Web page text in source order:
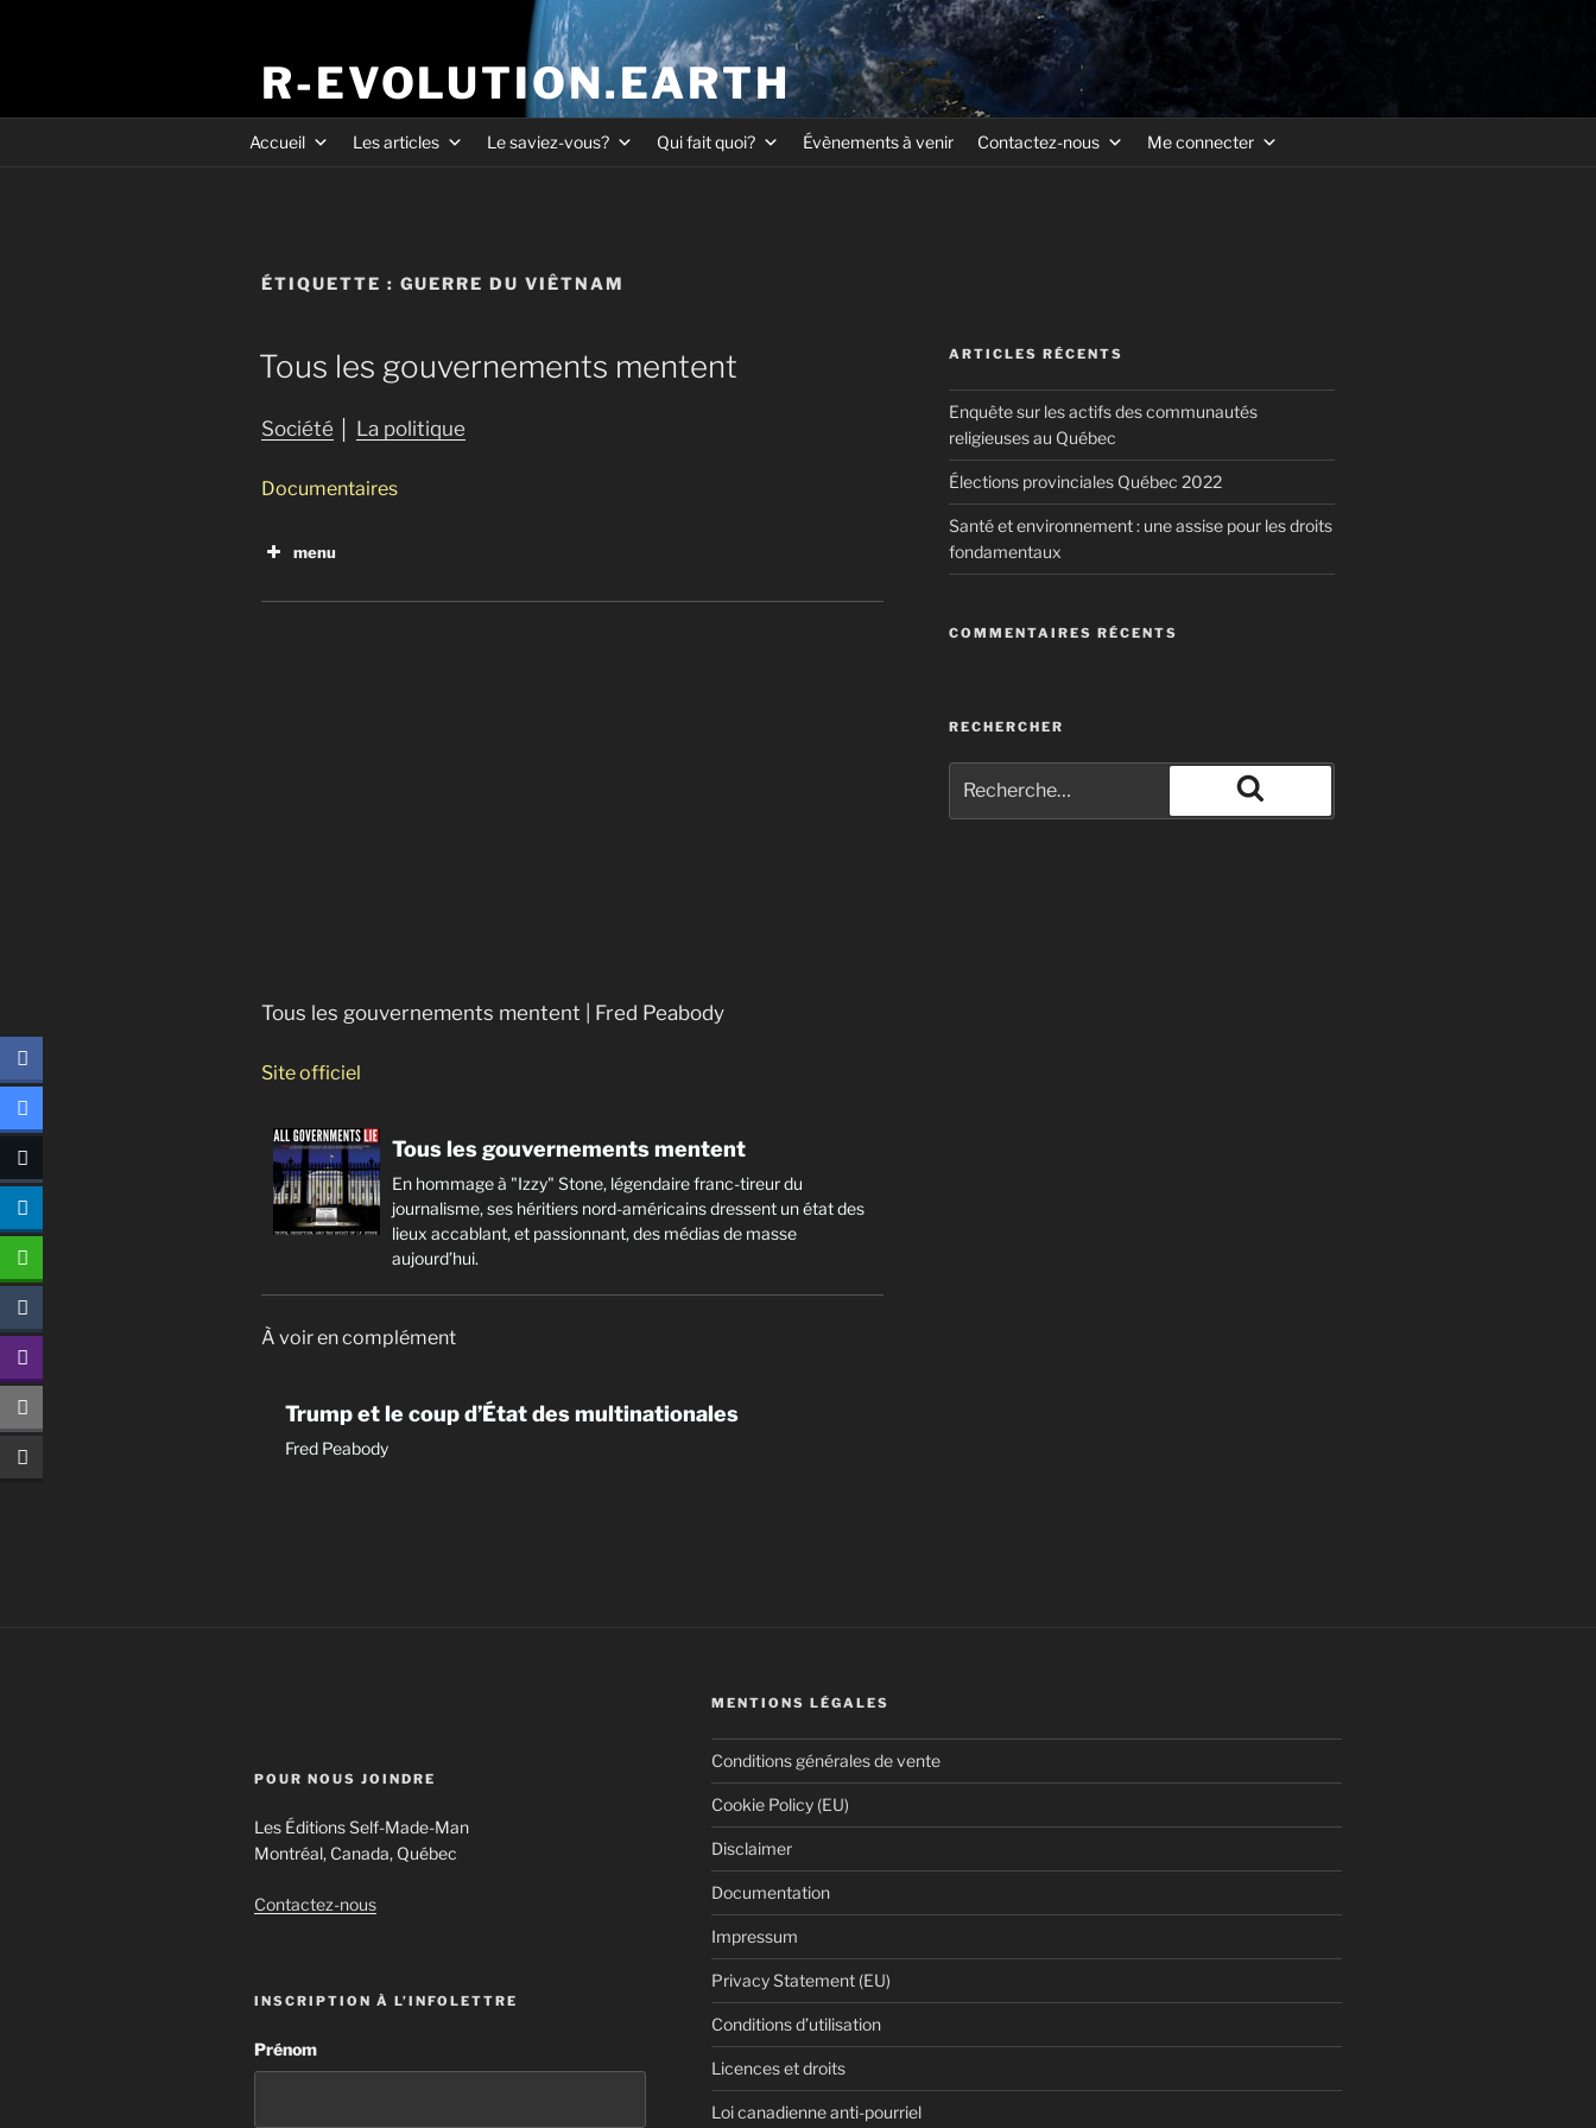
R-EVOLUTION.EARTH
Accueil Les articles Le saviez-vous? Qui fait quoi? Évènements à venir Contactez-nous Me connecter
ÉTIQUETTE : GUERRE DU VIÊTNAM
Tous les gouvernements mentent
Société La politique
Documentaires
menu
Tous les gouvernements mentent | Fred Peabody
Site officiel
Tous les gouvernements mentent
En hommage à "Izzy" Stone, légendaire franc-tireur du
journalisme, ses héritiers nord-américains dressent un état des
lieux accablant, et passionnant, des médias de masse
aujourd’hui.
À voir en complément
Trump et le coup d’État des multinationales
Fred Peabody
ARTICLES RÉCENTS
Enquête sur les actifs des communautés
religieuses au Québec
Élections provinciales Québec 2022
Santé et environnement : une assise pour les droits
fondamentaux
COMMENTAIRES RÉCENTS
RECHERCHER
POUR NOUS JOINDRE
Les Éditions Self-Made-Man
Montréal, Canada, Québec
Contactez-nous
INSCRIPTION À L’INFOLETTRE
Prénom
MENTIONS LÉGALES
Conditions générales de vente
Cookie Policy (EU)
Disclaimer
Documentation
Impressum
Privacy Statement (EU)
Conditions d’utilisation
Licences et droits
Loi canadienne anti-pourriel